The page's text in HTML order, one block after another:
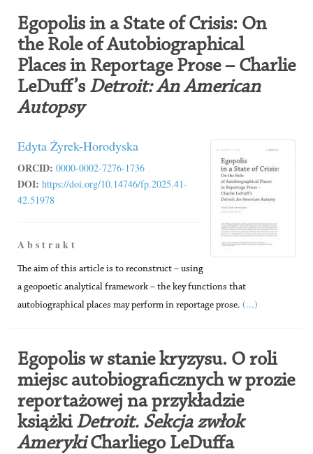
Egopolis in a State of Crisis: On
the Role of Autobiographical
Places in Reportage Prose – Charlie
LeDuff’s Detroit: An American
Autopsy
Edyta Żyrek-Horodyska
ORCID: 0000-0002-7276-1736
DOI: https://doi.org/10.14746/fp.2025.41-
42.51978
A b s t r a k t
The aim of this article is to reconstruct – using
a geopoetic analytical framework – the key functions that
autobiographical places may perform in reportage prose. (...)
Egopolis w stanie kryzysu. O roli
miejsc autobiograficznych w prozie
reportażowej na przykładzie
książki Detroit. Sekcja zwłok
AmerykiCharliego LeDuffa